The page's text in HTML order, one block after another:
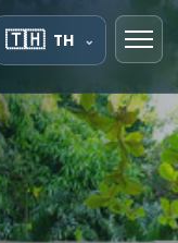
🇹🇭 TH ⌄